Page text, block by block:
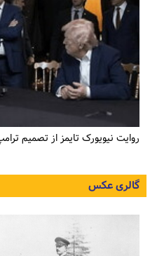
روایت نیویورک تایمز از تصمیم
گالری عکس